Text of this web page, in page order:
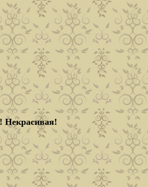
Некрасивая!